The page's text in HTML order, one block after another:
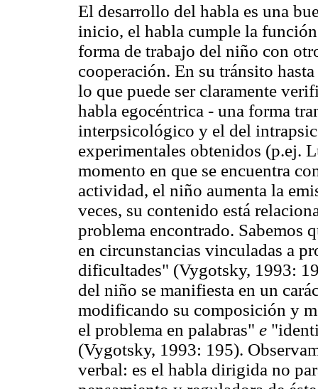
El desarrollo del habla es una
inicio, el habla cumple la
forma de trabajo del niño con
cooperación. En su tránsito
lo que puede ser claramente
habla egocéntrica - una forma
interpsicológico y el del
experimentales obtenidos (p.ej.
momento en que se encuentra
actividad, el niño aumenta la
veces, su contenido está
problema encontrado. Sabemos
en circunstancias vinculadas a
dificultades" (Vygotsky, 1993:
del niño se manifiesta en un
modificando su composición y
el problema en palabras" e
(Vygotsky, 1993: 195).
verbal: es el habla dirigida no